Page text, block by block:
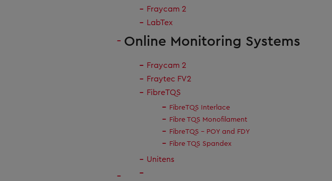
Fraycam 2
LabTex
Online Monitoring Systems
Fraycam 2
Fraytec FV2
FibreTQS
FibreTQS Interlace
Fibre TQS Monofilament
FibreTQS - POY and FDY
Fibre TQS Spandex
Unitens